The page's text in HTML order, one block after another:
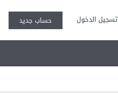
تسجيل الدخول حساب جديد